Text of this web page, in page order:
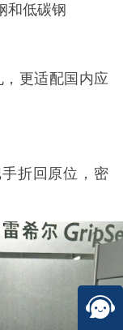
和低碳钢
更适配国内应
折回原位，密